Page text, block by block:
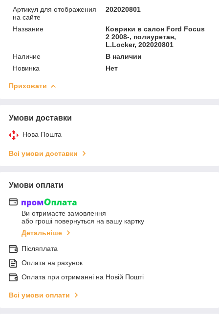
Артикул для отображения
на сайте
202020801
Название
Коврики в салон Ford Focus
2 2008-, полиуретан,
L.Locker, 202020801
Наличие
В наличии
Новинка
Нет
Приховати
Умови доставки
Нова Пошта
Всі умови доставки
Умови оплати
Ви отримаєте замовлення
або гроші повернуться на вашу картку
Детальніше
Післяплата
Оплата на рахунок
Оплата при отриманні на Новій Пошті
Всі умови оплати